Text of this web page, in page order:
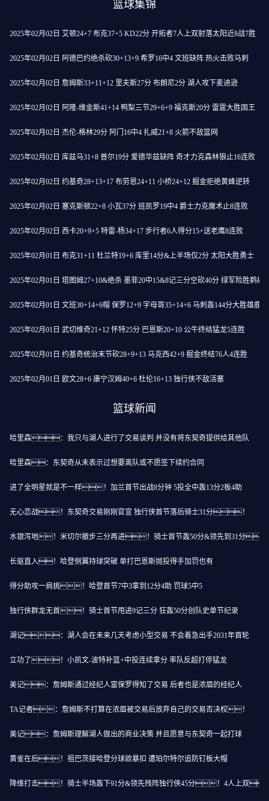
篮球集锦
2025年02月02日 艾顿24+7 布克37+5 KD22分 开拓者7人上双射落太阳近8战7胜
2025年02月02日 阿德巴约绝杀砍30+13+9 希罗16中4 文班缺阵 热火击败马刺
2025年02月02日 詹姆斯33+11+12 里夫斯27分 布朗尼2分 湖人攻下麦迪逊
2025年02月02日 阿隆-维金斯41+14 鸭梨三节29+6+9 福克斯20分 雷霆大胜国王
2025年02月02日 杰伦-格林29分 阿门16中4 扎威21+8 火箭不敌篮网
2025年02月02日 库兹马31+8 普尔19分 爱德华兹缺阵 奇才力克森林狼止16连败
2025年02月02日 约基奇28+13+17 布劳恩24+11 小桥24+12 掘金拒绝黄蜂逆转
2025年02月02日 塞克斯顿22+8 小瓦37分 班凯罗19中4 爵士力克魔术止8连败
2025年02月02日 西卡20+9+5 特雷-杨34+17 步行者6人得分15+送老鹰8连败
2025年02月01日 布克31+11 杜兰特19+6 库里14分&上半场仅2分 太阳大胜勇士
2025年02月01日 塔图姆27+10&绝杀 墨菲20中15&8记三分空砍40分 绿军险胜鹈鹕
2025年02月01日 文班30+14+6帽 保罗12+9 字母哥35+14+6 马刺轰144分大胜雄鹿
2025年02月01日 武切维奇21+12 怀特25分 巴恩斯20+10 公牛终结猛龙5连胜
2025年02月01日 约基奇统治末节砍28+9+13 马克西42+9 掘金终结76人4连胜
2025年02月01日 欧文28+6 康宁汉姆40+6 杜伦16+13 独行侠不敌活塞
篮球新闻
哈里森：我只与湖人进行了交易谈判 并没有将东契奇提供给其他队
哈里森：东契奇从未表示过想要离队或不愿签下续约合同
进了全明星就是不一样！加兰首节出战8分钟 5投全中轰13分2板4助
无心恋战！东契奇交易刚刚官宣 独行侠首节落后骑士31分！
水银泻地！米切尔撤步三分再进！骑士首节轰50分&领先到31分！
长驱直入！哈登侧翼持球突破 单打巴恩斯抛投得手加罚也有
得分助攻一肩挑！哈登首节7中3拿到12分4助 罚球5中5
独行侠群龙无首！骑士首节甩进9记三分 狂轰50分创队史单节纪录
湖记：湖人会在未来几天考虑小型交易 不会着急出手2031年首轮
立功了！小凯文-波特补篮+中投连续拿分 率队反超打停猛龙
美记：詹姆斯通过经纪人富保罗得知了交易 后者也是浓眉的经纪人
TA记者：詹姆斯不打算在浓眉被交易后放弃自己的交易否决权！
美记：詹姆斯理解湖人做出的商业决策 并且愿意与东契奇一起打球
黄雀在后！祖巴茨接哈登分球欲暴扣 遭珀尔特尔追防钉板大帽
降维打击！骑士半场轰下91分&领先残阵独行侠45分！4人上双